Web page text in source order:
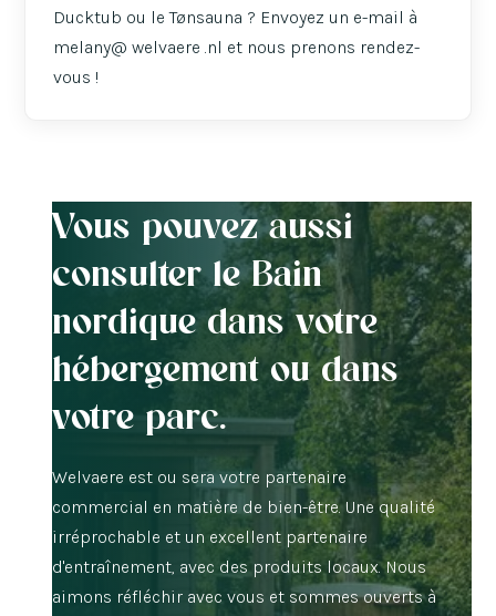
Ducktub ou le Tønsauna ? Envoyez un e-mail à
melany@ welvaere .nl et nous prenons rendez-
vous !
Vous pouvez aussi
consulter le Bain
nordique dans votre
hébergement ou dans
votre parc.
Welvaere est ou sera votre partenaire
commercial en matière de bien-être. Une qualité
irréprochable et un excellent partenaire
d'entraînement, avec des produits locaux. Nous
aimons réfléchir avec vous et sommes ouverts à